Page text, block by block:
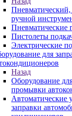
Пневматический,
ручной
Пневматические
Пистолеты
Электрические
для
Назад
Оборудование
промывки
Автоматические
заправки